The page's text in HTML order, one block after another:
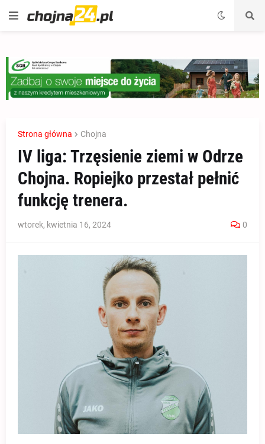
Strona główna Chojna
IV liga: Trzęsienie ziemi w Odrze
Chojna. Ropiejko przestał pełnić
funkcję trenera.
wtorek, kwietnia 16, 2024 0